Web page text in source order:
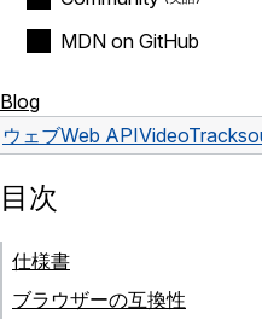
MDN on GitHub
Blog
ウェブWeb APIVideoTrack
目次
仕様書
ブラウザーの互換性